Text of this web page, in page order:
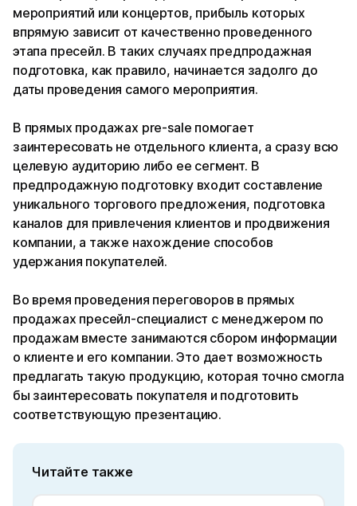
мероприятий или концертов, прибыль которых
впрямую зависит от качественно проведенного
этапа пресейл. В таких случаях предпродажная
подготовка, как правило, начинается задолго до
даты проведения самого мероприятия.
В прямых продажах pre-sale помогает
заинтересовать не отдельного клиента, а сразу всю
целевую аудиторию либо ее сегмент. В
предпродажную подготовку входит составление
уникального торгового предложения, подготовка
каналов для привлечения клиентов и продвижения
компании, а также нахождение способов
удержания покупателей.
Во время проведения переговоров в прямых
продажах пресейл-специалист с менеджером по
продажам вместе занимаются сбором информации
о клиенте и его компании. Это дает возможность
предлагать такую продукцию, которая точно смогла
бы заинтересовать покупателя и подготовить
соответствующую презентацию.
Читайте также